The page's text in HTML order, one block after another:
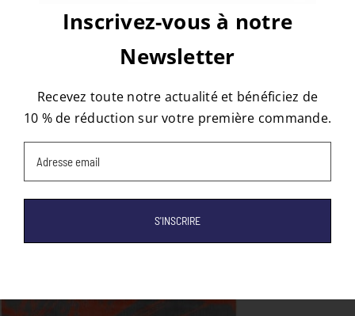
À propos de l'auteur :tapis
Inscrivez-vous à notre
Newsletter
Recevez toute notre actualité et bénéficiez de
10 % de réduction sur votre première commande.